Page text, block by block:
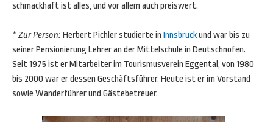
schmackhaft ist alles, und vor allem auch preiswert.
* Zur Person: Herbert Pichler studierte in Innsbruckund war bis zu
seiner Pensionierung Lehrer an der Mittelschule in Deutschnofen.
Seit 1975 ist er Mitarbeiter im Tourismusverein Eggental, von 1980
bis 2000 war er dessen Geschäftsführer. Heute ist er im Vorstand
sowie Wanderführer und Gästebetreuer.